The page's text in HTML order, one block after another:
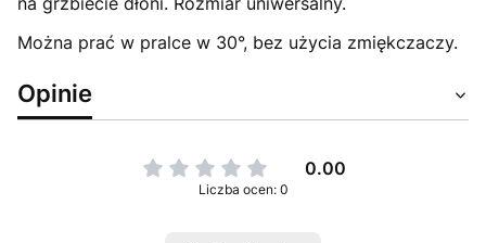
Można prać w pralce w 30°, bez użycia zmiękczaczy.
Opinie
0.00
Liczba ocen: 0